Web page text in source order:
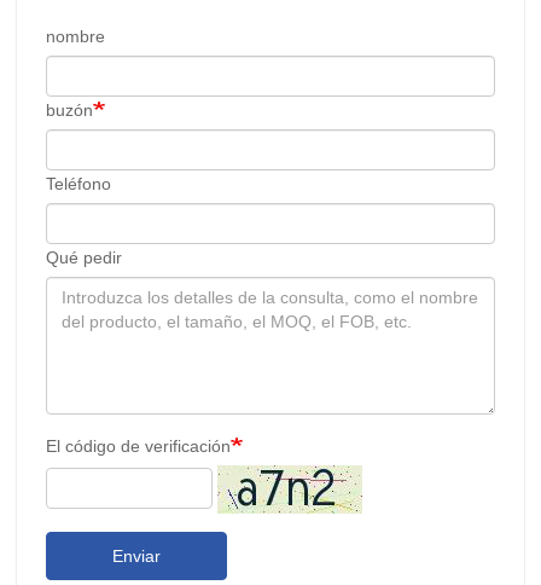
nombre
buzón
Teléfono
Qué pedir
El código de verificación
Enviar